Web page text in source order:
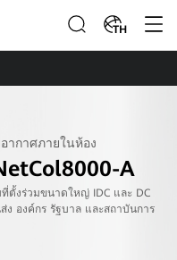
TH
ากาศภายในห้อง
A
ตั้งร่วมขนาดใหญ่ IDC และ DC
องค์กร รัฐบาล และสถาบันการ